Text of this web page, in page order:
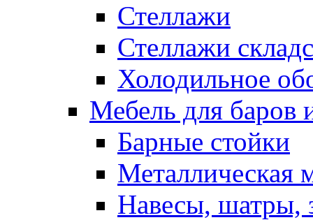
Стеллажи
Стеллажи
Холодильное
Мебель для баров
Барные стойки
Металлическая
Навесы, шатры,